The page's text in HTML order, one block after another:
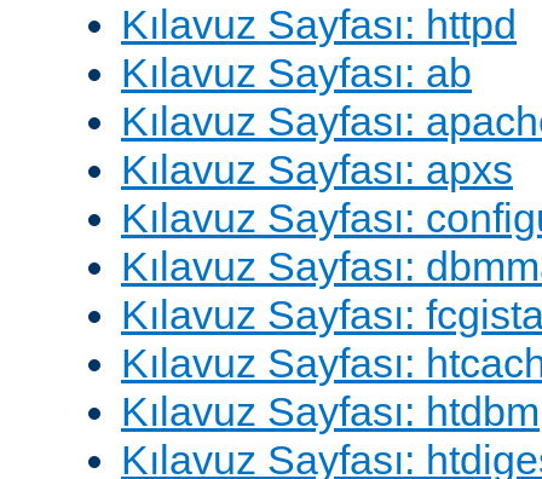
Kılavuz Sayfası: httpd
Kılavuz Sayfası: ab
Kılavuz Sayfası:
Kılavuz Sayfası: apxs
Kılavuz Sayfası:
Kılavuz Sayfası:
Kılavuz Sayfası:
Kılavuz Sayfası:
Kılavuz Sayfası: htdbm
Kılavuz Sayfası: